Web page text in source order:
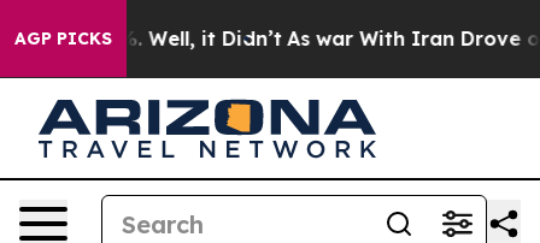
AGP PICKS
40%. Well, it Didn’t As war With Iran Drove oil